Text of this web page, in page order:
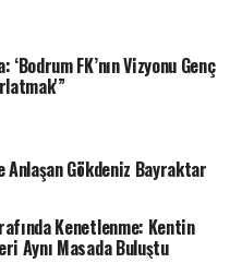
tesislerinde yapılan kura
Kulübü Başkanı Mete
Ateşini Muğla Menteşe’ye
yıl maçlarını
takımını bu sene
belirten Muğla Kadın
Çakaloğlu,“İstanbul’da
güzel bir kura çektik. 2
Basketbol severlere
severlerle
‘Bodrum FK’nın Vizyonu Genç
Anlaşan Gökdeniz Bayraktar
Kenetlenme: Kentin
Aynı Masada Buluştu